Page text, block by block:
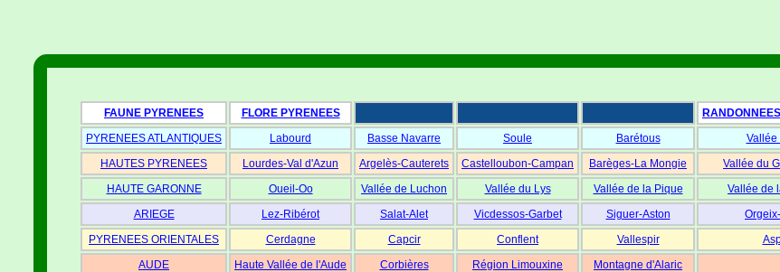
FAUNE PYRENEES FLORE PYRENEES
PYRENEES ATLANTIQUES
Labourd Basse Navarre Soule Barétous Vallée
HAUTES PYRENEES
Lourdes-Val d'Azun Argelès-Cauterets Castelloubon-Campan Barèges-La Mongie Vallée du
HAUTE GARONNE
Oueil-Oo Vallée de Luchon Vallée du Lys Vallée de la Pique Vallée de
ARIEGE
Lez-Ribérot Salat-Alet Vicdessos-Garbet Siguer-Aston
PYRENEES ORIENTALES
Cerdagne Capcir Conflent Vallespir
AUDE
Haute Vallée de l'Aude Corbières Région Limouxine
Montagne d'Alaric